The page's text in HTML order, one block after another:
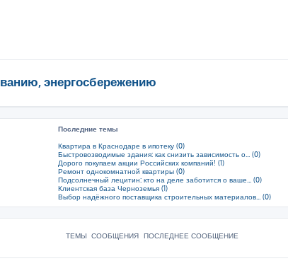
энергосбережению
Последние темы
Квартира в Краснодаре в ипотеку (0)
Быстровозводимые здания: как снизить зависимость о... (0)
Дорого покупаем акции Российских компаний! (1)
Ремонт однокомнатной квартиры (0)
Подсолнечный лецитин: кто на деле заботится о ваше... (0)
Клиентская база Черноземья (1)
Выбор надёжного поставщика строительных материалов... (0)
ТЕМЫ СООБЩЕНИЯ ПОСЛЕДНЕЕ СООБЩЕНИЕ